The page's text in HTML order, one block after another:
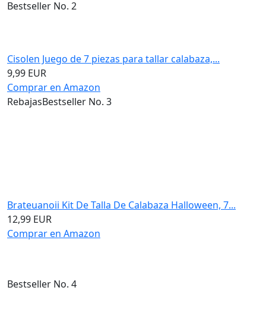
Bestseller No. 2
Cisolen Juego de 7 piezas para tallar calabaza,...
9,99 EUR
Comprar en Amazon
RebajasBestseller No. 3
Brateuanoii Kit De Talla De Calabaza Halloween, 7...
12,99 EUR
Comprar en Amazon
Bestseller No. 4